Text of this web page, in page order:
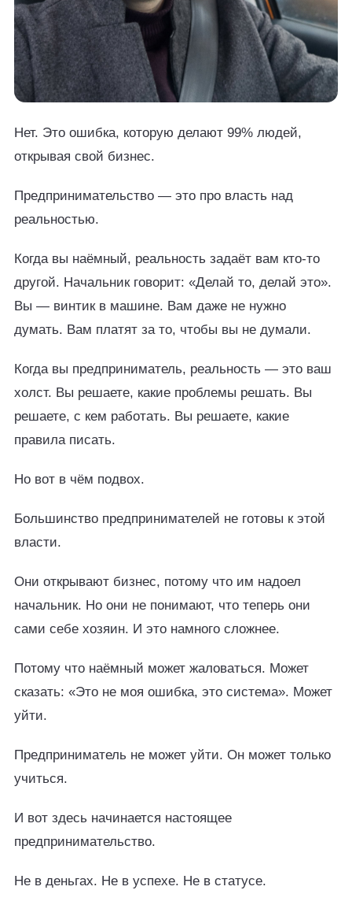
Нет. Это ошибка, которую делают 99% людей,
открывая свой бизнес.
Предпринимательство — это про власть над
реальностью.
Когда вы наёмный, реальность задаёт вам кто-то
другой. Начальник говорит: «Делай то, делай это».
Вы — винтик в машине. Вам даже не нужно
думать. Вам платят за то, чтобы вы не думали.
Когда вы предприниматель, реальность — это ваш
холст. Вы решаете, какие проблемы решать. Вы
решаете, с кем работать. Вы решаете, какие
правила писать.
Но вот в чём подвох.
Большинство предпринимателей не готовы к этой
власти.
Они открывают бизнес, потому что им надоел
начальник. Но они не понимают, что теперь они
сами себе хозяин. И это намного сложнее.
Потому что наёмный может жаловаться. Может
сказать: «Это не моя ошибка, это система». Может
уйти.
Предприниматель не может уйти. Он может только
учиться.
И вот здесь начинается настоящее
предпринимательство.
Не в деньгах. Не в успехе. Не в статусе.